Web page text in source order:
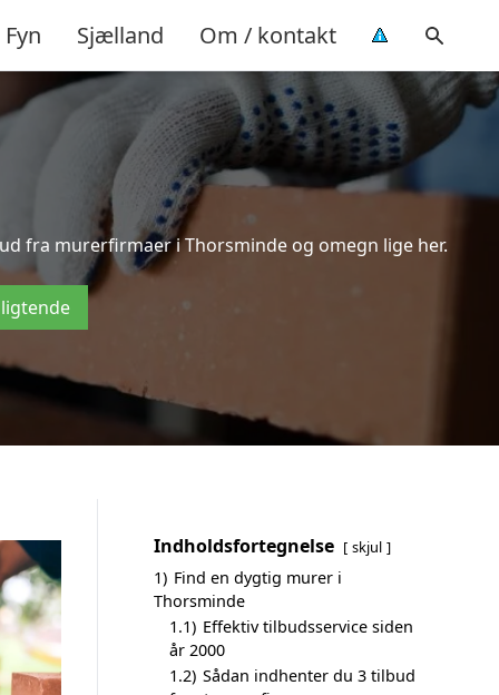
Fyn Sjælland Om / kontakt
fra murerfirmaer i Thorsminde og omegn lige her.
Indholdsfortegnelse skjul
1) Find en dygtig murer i
Thorsminde
1.1) Effektiv tilbudsservice siden
år 2000
1.2) Sådan indhenter du 3 tilbud